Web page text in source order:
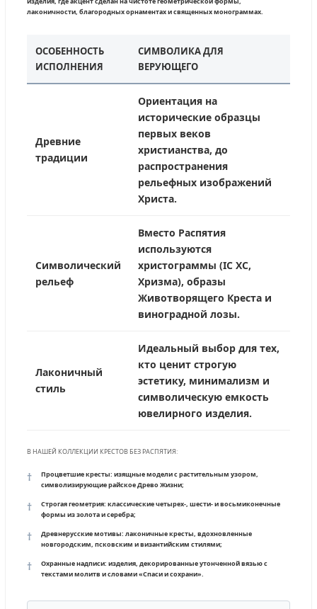
лаконичности, благородных орнаментах и священных монограммах.
ОСОБЕННОСТЬ
ИСПОЛНЕНИЯ
СИМВОЛИКА ДЛЯ
ВЕРУЮЩЕГО
Древние
традиции
Ориентация на
исторические образцы
первых веков
христианства, до
распространения
рельефных изображений
Христа.
Символический
рельеф
Вместо Распятия
используются
христограммы (IC XC,
Хризма), образы
Животворящего Креста и
виноградной лозы.
Лаконичный
стиль
Идеальный выбор для тех,
кто ценит строгую
эстетику, минимализм и
символическую емкость
ювелирного изделия.
В НАШЕЙ КОЛЛЕКЦИИ КРЕСТОВ БЕЗ РАСПЯТИЯ:
Процветшие кресты: изящные модели с растительным узором,
символизирующие райское Древо Жизни;
Строгая геометрия: классические четырех-, шести- и восьмиконечные
формы из золота и серебра;
Древнерусские мотивы: лаконичные кресты, вдохновленные
новгородским, псковским и византийским стилями;
Охранные надписи: изделия, декорированные утонченной вязью с
текстами молитв и словами «Спаси и сохрани».